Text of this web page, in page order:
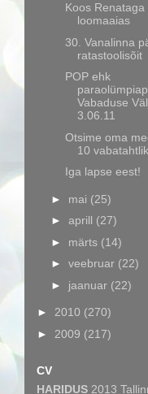
Koos Renataga
loomaaias
30. Vanalinna
ratastoolisõit
POP ehk
Vabaduse
3.06.11
Otsime oma
10
Iga lapse eest!
► mai (25)
► aprill (27)
► märts (14)
► veebruar (22)
► jaanuar (22)
► 2010 (270)
► 2009 (217)
CV
HARIDUS 2013